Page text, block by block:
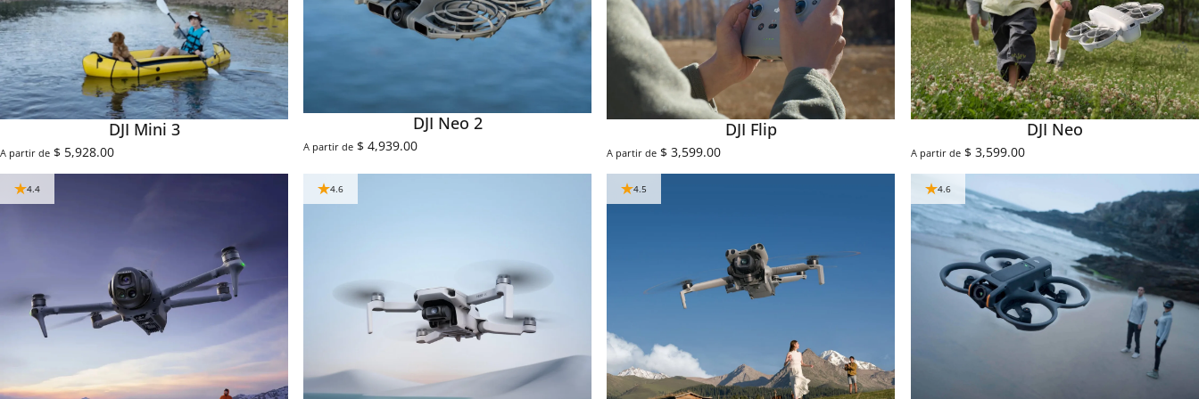
DJI Mini 3
A partir de $ 5,928.00
DJI Neo 2
A partir de $ 4,939.00
DJI Flip
A partir de $ 3,599.00
DJI Neo
A partir de$ 3,599.00
4.4 4.6 4.5 4.6